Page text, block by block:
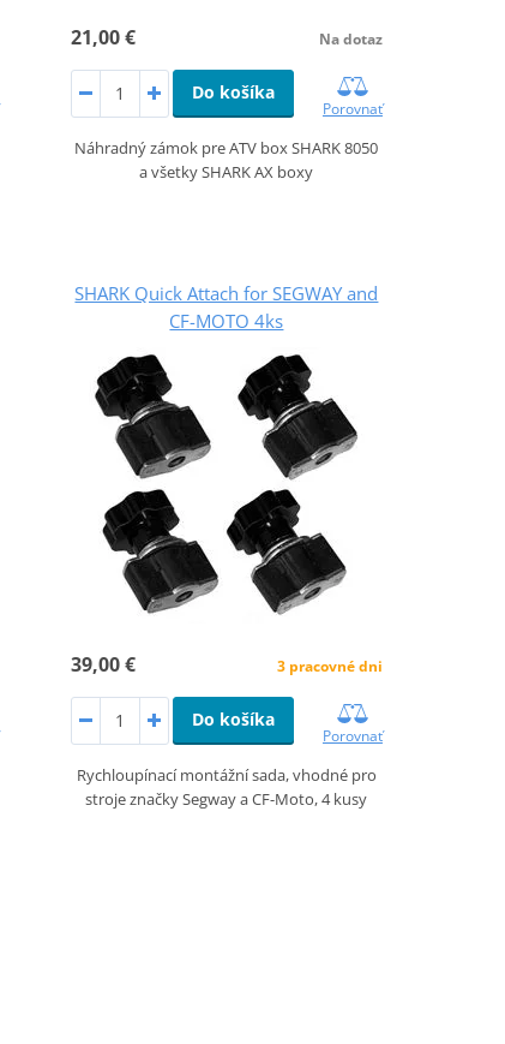
21,00 € Na dotaz
Do košíka
Porovnať
Náhradný zámok pre ATV box SHARK 8050
a všetky SHARK AX boxy
SHARK Quick Attach for SEGWAY and
CF-MOTO 4ks
39,00 € 3 pracovné dni
Do košíka
Porovnať
Rychloupínací montážní sada, vhodné pro
stroje značky Segway a CF-Moto, 4 kusy